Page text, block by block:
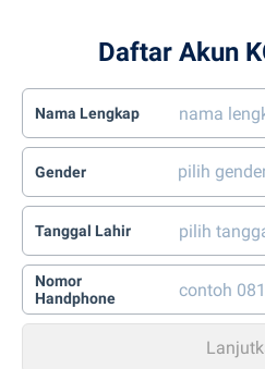
Daftar Akun
Nama Lengkap
Gender
Tanggal Lahir
Nomor
Handphone